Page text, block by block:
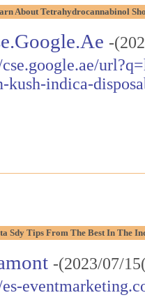
About Tetrahydrocannabinol
-
indica-
Sdy Tips From The Best In The
-(2023/07/